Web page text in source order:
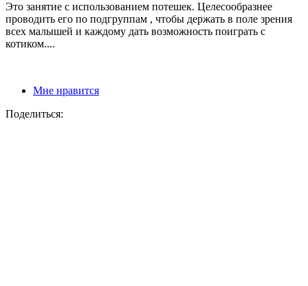
Это занятие с использованием потешек. Целесообразнее
проводить его по подгруппам , чтобы держать в поле зрения
всех малышей и каждому дать возможность поиграть с
котиком....
Мне нравится
Поделиться: